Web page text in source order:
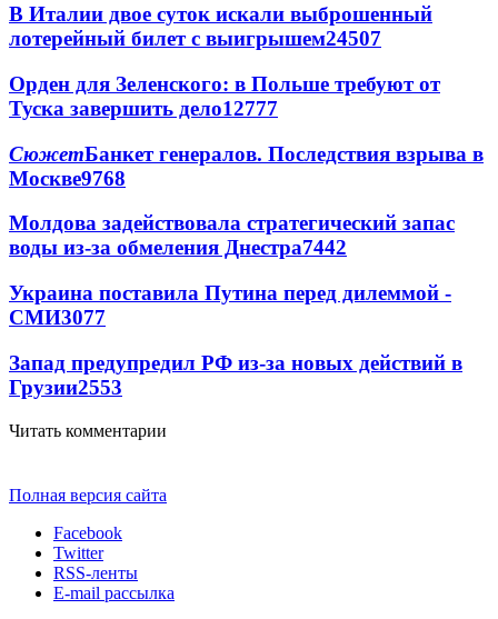
В Италии двое суток искали выброшенный
лотерейный билет с выигрышем24507
Орден для Зеленского: в Польше требуют от
Туска завершить дело12777
СюжетБанкет генералов. Последствия взрыва в
Москве9768
Молдова задействовала стратегический запас
воды из-за обмеления Днестра7442
Украина поставила Путина перед дилеммой -
СМИ3077
Запад предупредил РФ из-за новых действий в
Грузии2553
Читать комментарии
Полная версия сайта
Facebook
Twitter
RSS-ленты
E-mail рассылка